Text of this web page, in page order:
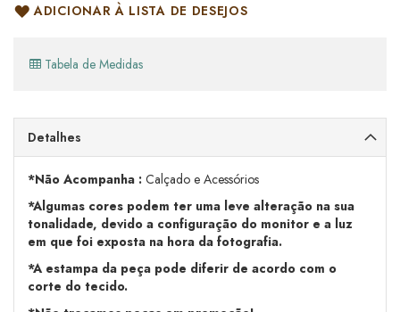
ADICIONAR À LISTA DE DESEJOS
Tabela de Medidas
Detalhes
*Não Acompanha : Calçado e Acessórios
*Algumas cores podem ter uma leve alteração na sua
tonalidade, devido a configuração do monitor e a luz
em que foi exposta na hora da fotografia.
*A estampa da peça pode diferir de acordo com o
corte do tecido.